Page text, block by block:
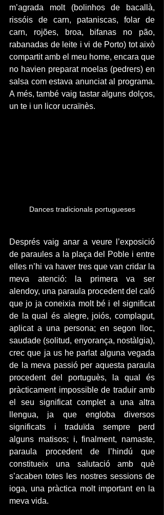
m’agrada molt (bolinhos de bacallà,
rissóis de carn, pataniscas, folar de
carn, rojões, broa, bifanas no pão,
rabanadas de leite i vi de Porto) tot això
compartit amb el meu home, encara que
no havien preparat moelas (pedrers) en
salsa com estava anunciat al programa.
A més, també vaig tastar alguns dolços,
un te i un licor ucraïnès.
Dances tradicionals portugueses
Després vaig anar a veure l’exposició
de paraules a la plaça del Poble i entre
elles n’hi va haver tres que van cridar la
meva atenció: la primera va ser
alendoy, una paraula procedent del caló
que jo ja coneixia molt bé i el significat
de la qual és alegre, joiós, complagut,
aplicat a una persona; en segon lloc,
saudade (solitud, enyorança, nostàlgia),
crec que ja us he parlat alguna vegada
de la meva passió per aquesta paraula
procedent del portuguès, la qual és
pràcticament impossible de traduir amb
el seu significat complet a una altra
llengua, ja que engloba diversos
significats i traduïda sempre perd
alguns matisos; i, finalment, namaste,
paraula procedent de l’hindú que
constitueix una salutació amb què
s’acaben totes les nostres sessions de
ioga, una pràctica molt important en la
meva vida.